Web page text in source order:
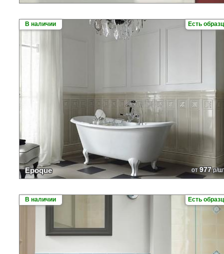
Есть
В наличии
Epoque от 977р/
Есть
В наличии